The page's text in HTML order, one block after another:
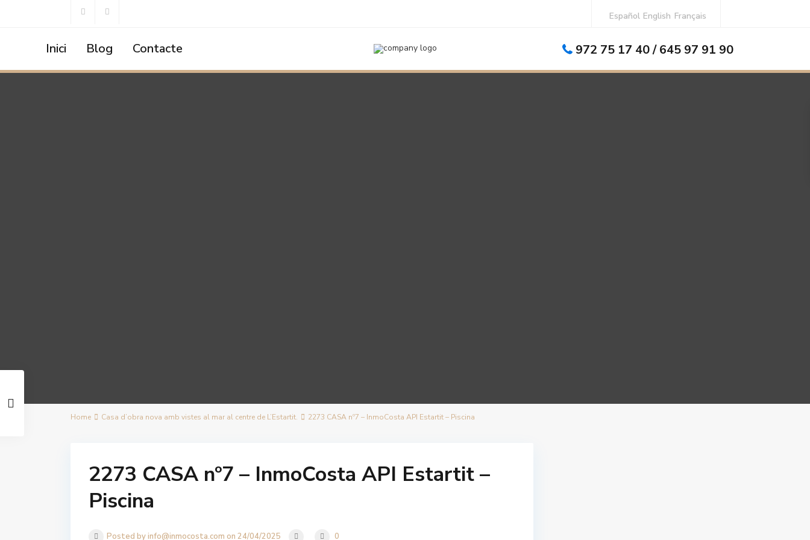
Español English Français
Inici Blog Contacte 972 75 17 40 / 645 97 91 90
Home Casa d’obra nova amb vistes al mar al centre de L’Estartit. 2273 CASA nº7 – InmoCosta API Estartit – Piscina
2273 CASA nº7 – InmoCosta API Estartit –
Piscina
Posted by info@inmocosta.com on 24/04/2025 0